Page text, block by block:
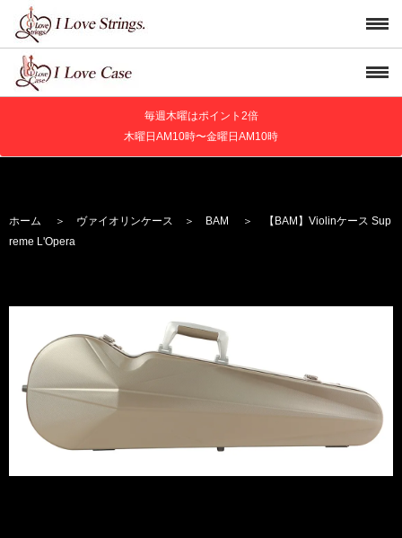
毎週木曜はポイント2倍
木曜日AM10時〜金曜日AM10時
ホーム ＞ ヴァイオリンケース ＞ BAM
＞ 【BAM】Violinケース Sup
reme L'Opera